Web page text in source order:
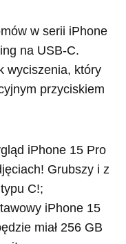
w serii iPhone
na USB-C.
wyciszenia, który
przyciskiem